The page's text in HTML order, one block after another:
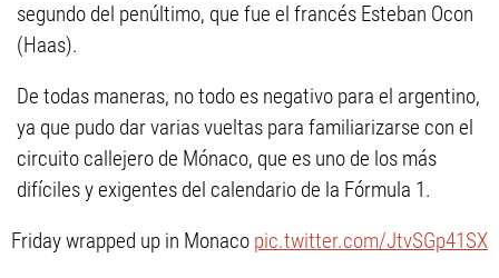
segundo del penúltimo, que fue el francés Esteban Ocon
(Haas).
De todas maneras, no todo es negativo para el argentino,
ya que pudo dar varias vueltas para familiarizarse con el
circuito callejero de Mónaco, que es uno de los más
difíciles y exigentes del calendario de la Fórmula 1.
Friday wrapped up in Monaco pic.twitter.com/JtvSGp41SX